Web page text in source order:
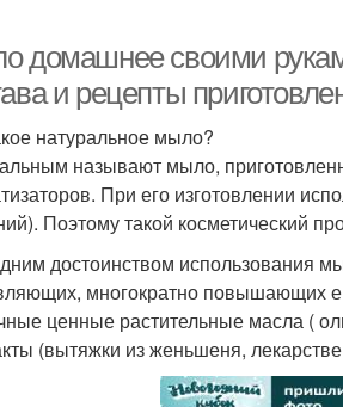
домашнее своими
и рецепты
натуральное мыло?
называют мыло,
При его изготовлении
Поэтому такой косметический
достоинством использования
многократно повышающих
ценные растительные масла (
(вытяжки из женьшеня,